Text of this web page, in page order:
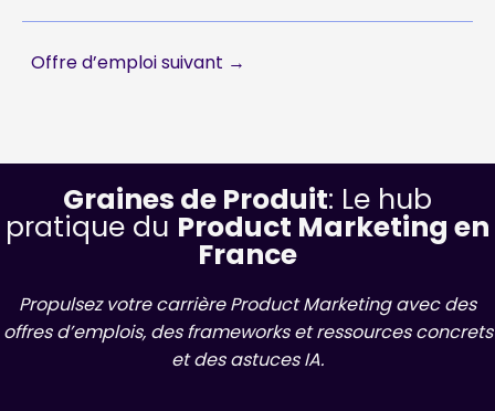
Offre d’emploi suivant →
Graines de Produit: Le hub
pratique du Product Marketing en
France
Propulsez votre carrière Product Marketing avec des
offres d’emplois, des frameworks et ressources concrets
et des astuces IA.